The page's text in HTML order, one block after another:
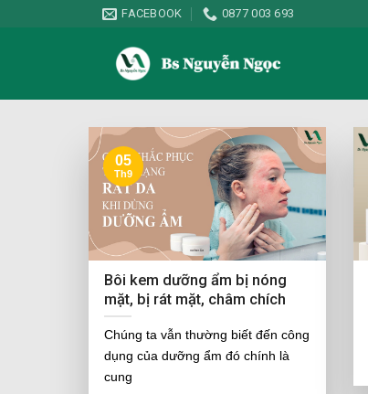
FACEBOOK 0877 003 693
Bôi kem dưỡng ẩm bị nóng
mặt, bị rát mặt, châm chích
Chúng ta vẫn thường biết đến công
dụng của dưỡng ẩm đó chính là
cung
05
Th9